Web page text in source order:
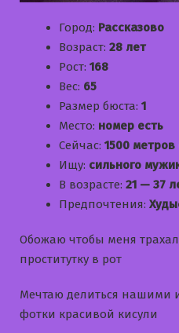
Город: Рассказово
Возраст: 28 лет
Рост: 168
Вес: 65
Размер бюста: 1
Место: номер есть
Сейчас: 1500 метров
Ищу: сильного
В возрасте: 21 — 37
Предпочтения:
Обожаю чтобы меня
проститутку в рот
Мечтаю делиться
фотки красивой кисули